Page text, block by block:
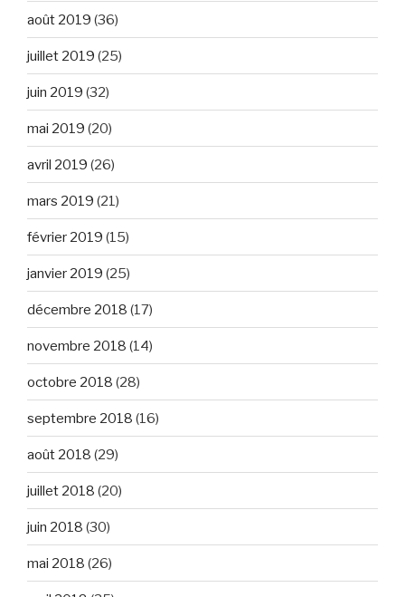
août 2019 (36)
juillet 2019 (25)
juin 2019 (32)
mai 2019 (20)
avril 2019 (26)
mars 2019 (21)
février 2019 (15)
janvier 2019 (25)
décembre 2018 (17)
novembre 2018 (14)
octobre 2018 (28)
septembre 2018 (16)
août 2018 (29)
juillet 2018 (20)
juin 2018 (30)
mai 2018 (26)